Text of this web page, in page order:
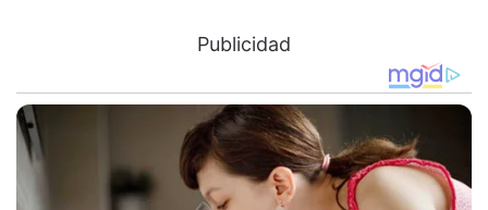
Publicidad